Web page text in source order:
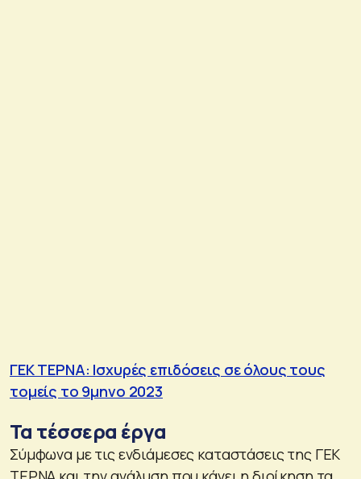
ΓΕΚ ΤΕΡΝΑ: Ισχυρές επιδόσεις σε όλους τους
τομείς το 9μηνο 2023
Τα τέσσερα έργα
Σύμφωνα με τις ενδιάμεσες καταστάσεις της ΓΕΚ